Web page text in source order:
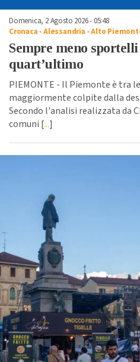
Domenica, 2 Agosto 2026 - 05:48
Cronaca-Alessandria -Alto
Sempre meno
quart’ultimo
PIEMONTE - Il Piemonte è tra
maggiormente colpite dalla
Secondo l'analisi realizzata da
comuni [...]